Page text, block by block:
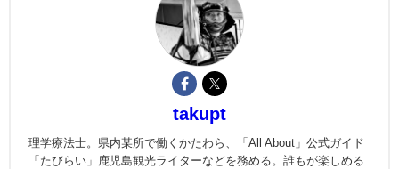
takupt
理学療法士。県内某所で働くかたわら、「All About」公式ガイド
「たびらい」鹿児島観光ライターなどを務める。誰もが楽しめる